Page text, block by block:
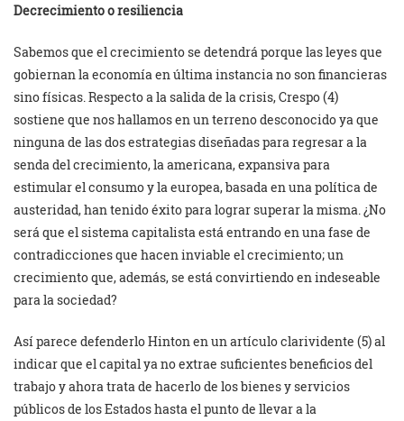
Decrecimiento o resiliencia
Sabemos que el crecimiento se detendrá porque las leyes que
gobiernan la economía en última instancia no son financieras
sino físicas. Respecto a la salida de la crisis, Crespo (4)
sostiene que nos hallamos en un terreno desconocido ya que
ninguna de las dos estrategias diseñadas para regresar a la
senda del crecimiento, la americana, expansiva para
estimular el consumo y la europea, basada en una política de
austeridad, han tenido éxito para lograr superar la misma. ¿No
será que el sistema capitalista está entrando en una fase de
contradicciones que hacen inviable el crecimiento; un
crecimiento que, además, se está convirtiendo en indeseable
para la sociedad?
Así parece defenderlo Hinton en un artículo clarividente (5) al
indicar que el capital ya no extrae suficientes beneficios del
trabajo y ahora trata de hacerlo de los bienes y servicios
públicos de los Estados hasta el punto de llevar a la